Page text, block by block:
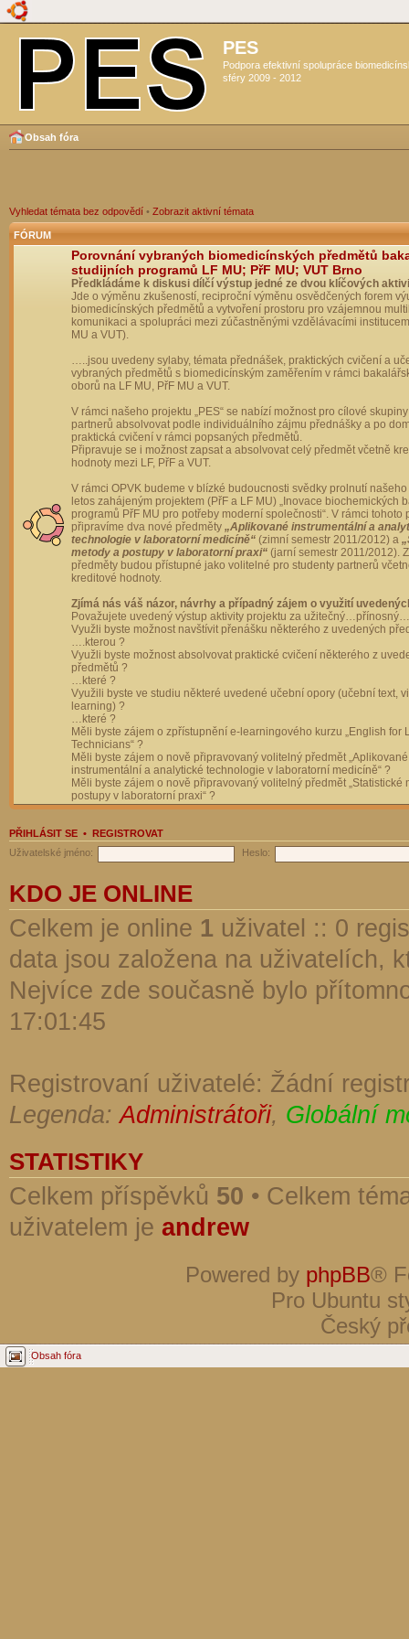
PES
Podpora efektivní spolupráce
sféry 2009 - 2012
Obsah fóra
Vyhledat témata bez odpovědí • Zobrazit aktivní témata
FÓRUM
Porovnání vybraných biomedicínských předmětů
studijních programů LF MU; PřF MU; VUT Brno
Předkládáme k diskusi dílčí výstup jedné ze dvou klíčových
Jde o výměnu zkušeností, reciproční výměnu osvědčených forem
biomedicínských předmětů a vytvoření prostoru pro vzájemnou
komunikaci a spolupráci mezi zúčastněnými vzdělávacími
MU a VUT).
…..jsou uvedeny sylaby, témata přednášek, praktických cvičení a
vybraných předmětů s biomedicínským zaměřením v rámci
oborů na LF MU, PřF MU a VUT.
V rámci našeho projektu „PES“ se nabízí možnost pro cílové
partnerů absolvovat podle individuálního zájmu přednášky a po
praktická cvičení v rámci popsaných předmětů.
Připravuje se i možnost zapsat a absolvovat celý předmět včetně
hodnoty mezi LF, PřF a VUT.
V rámci OPVK budeme v blízké budoucnosti svědky prolnutí
letos zahájeným projektem (PřF a LF MU) „Inovace biochemických
programů PřF MU pro potřeby moderní společnosti“. V rámci tohoto
připravíme dva nové předměty „Aplikované instrumentální a
technologie v laboratorní medicíně“ (zimní semestr 2011/2012) a
metody a postupy v laboratorní praxi“ (jarní semestr 2011/2012).
předměty budou přístupné jako volitelné pro studenty partnerů
kreditové hodnoty.
Zjímá nás váš názor, návrhy a případný zájem o využití
Považujete uvedený výstup aktivity projektu za
Využli byste možnost navštívit přenášku některého z uvedených
….kterou ?
Využli byste možnost absolvovat praktické cvičení některého z
předmětů ?
…které ?
Využili byste ve studiu některé uvedené učební opory (učební text,
learning) ?
…které ?
Měli byste zájem o zpřístupnění e-learningového kurzu „English for
Technicians“ ?
Měli byste zájem o nově připravovaný volitelný předmět „Aplikované
instrumentální a analytické technologie v laboratorní medicíně“ ?
Měli byste zájem o nově připravovaný volitelný předmět „Statistické
postupy v laboratorní praxi“ ?
PŘIHLÁSIT SE • REGISTROVAT
Uživatelské jméno:
Heslo:
KDO JE ONLINE
Celkem je online 1 uživatel :: 0
data jsou založena na uživatelích,
Nejvíce zde současně bylo
17:01:45
Registrovaní uživatelé: Žádní
Legenda:Administrátoři, Globální
STATISTIKY
Celkem příspěvků 50 • Celkem
uživatelem je andrew
Powered by phpBB®
Pro Ubuntu
Český
Obsah fóra